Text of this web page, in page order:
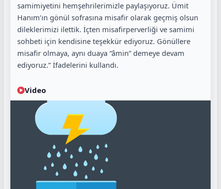
samimiyetini hemşehrilerimizle paylaşıyoruz. Ümit
Hanım’ın gönül sofrasına misafir olarak geçmiş olsun
dileklerimizi ilettik. İçten misafirperverliği ve samimi
sohbeti için kendisine teşekkür ediyoruz. Gönüllere
misafir olmaya, aynı duaya “âmin” demeye devam
ediyoruz.” İfadelerini kullandı.
Video